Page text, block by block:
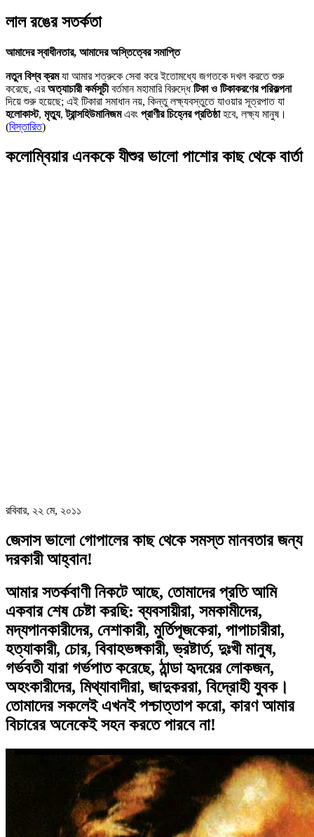
লাল রঙের সতর্কতা
আমাদের স্বাধীনতার, আমাদের অস্তিত্বের সমাপ্তি
নতুন বিশ্ব ক্রমযা আমার শত্রুকে সেবা করে ইতোমধ্যে জগতকে দখল করতে শুরু
করেছে, এরঅত্যাচারী কর্মসূচীবর্তমান মহামারি বিরুদ্ধেটিকা ও টিকাকরণের পরিকল্পনা
দিয়ে শুরু হয়েছে; এই টিকারা সমাধান নয়, কিন্তু লক্ষ্যবস্তুতে যাওয়ার সূত্রপাত যা
হলোকাস্ট, মৃত্যু,ট্রান্সহিউমানিজমএবং প্রাণীর চিহ্নের প্রতিষ্ঠাহবে, লক্ষ্য মানুষ।
(বিস্তারিত)
কলোম্বিয়ার এনককে যীশুর ভালো পাশোর কাছ থেকে বার্তা
রবিবার, ২২ মে, ২০১১
জেসাস ভালো গোপালের কাছ থেকে সমস্ত মানবতার জন্য
দরকারী আহ্বান!
আমার সতর্কবাণী নিকটে আছে, তোমাদের প্রতি আমি
একবার শেষ চেষ্টা করছি: ব্যবসায়ীরা, সমকামীদের,
মদ্যপানকারীদের, নেশাকারী, মুর্তিপূজকেরা, পাপাচারীরা,
হত্যাকারী, চোর, বিবাহভঙ্গকারী, ভ্রষ্টার্ত, দুঃখী মানুষ,
গর্ভবতী যারা গর্ভপাত করেছে, ঠান্ডা হৃদয়ের লোকজন,
অহংকারীদের, মিথ্যাবাদীরা, জাদুকররা, বিদ্রোহী যুবক।
তোমাদের সকলেই এখনই পশ্চাত্তাপ করো, কারণ আমার
বিচারের অনেকেই সহন করতে পারবে না!